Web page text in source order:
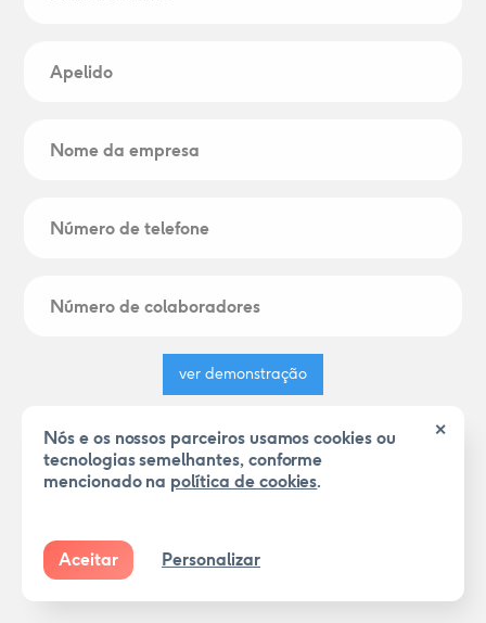
Nós e os nossos parceiros usamos cookies ou
tecnologias semelhantes, conforme
mencionado na política de cookies.
Aceitar Personalizar
✕